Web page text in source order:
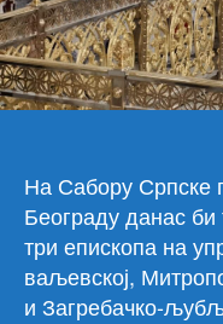
На Сабору Српске
Београду данас
три епископа на
ваљевској,
и Загребачко-